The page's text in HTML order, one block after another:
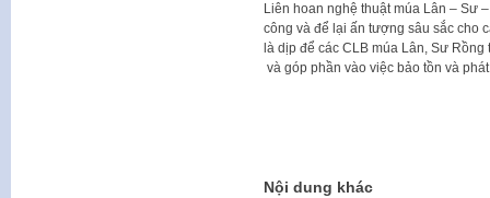
Liên hoan nghệ thuật múa Lân – Sư
công và để lại ấn tượng sâu sắc cho
là dịp để các CLB múa Lân, Sư
và góp phần vào việc bảo tồn và
Nội dung khác